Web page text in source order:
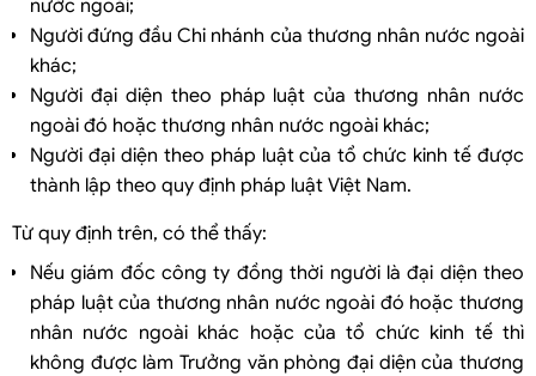
nước ngoài;
Người đứng đầu Chi nhánh của thương nhân nước ngoài
khác;
Người đại diện theo pháp luật của thương nhân nước
ngoài đó hoặc thương nhân nước ngoài khác;
Người đại diện theo pháp luật của tổ chức kinh tế được
thành lập theo quy định pháp luật Việt Nam.
Từ quy định trên, có thể thấy:
Nếu giám đốc công ty đồng thời người là đại diện theo
pháp luật của thương nhân nước ngoài đó hoặc thương
nhân nước ngoài khác hoặc của tổ chức kinh tế thì
không được làm Trưởng văn phòng đại diện của thương